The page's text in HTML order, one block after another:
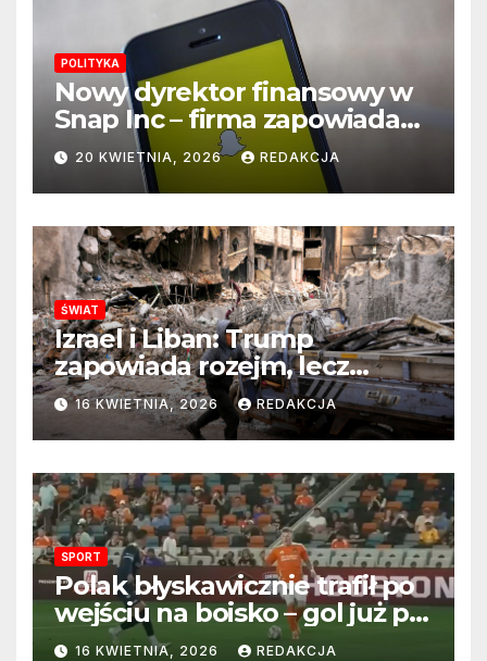
POLITYKA
Nowy dyrektor finansowy w
Snap Inc – firma zapowiada
zmianę na kluczowym
stanowisku
20 KWIETNIA, 2026 REDAKCJA
ŚWIAT
Izrael i Liban: Trump
zapowiada rozejm, lecz
perspektywa zakończenia
wojny wciąż odległa
16 KWIETNIA, 2026 REDAKCJA
SPORT
Polak błyskawicznie trafił po
wejściu na boisko – gol już po
22 sekundach!
16 KWIETNIA, 2026 REDAKCJA